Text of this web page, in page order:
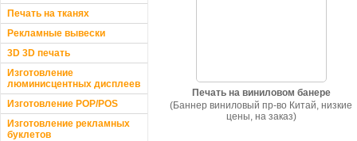
Печать на тканях
Рекламные вывески
3D 3D печать
Изготовление
люминисцентных дисплеев
Изготовление POP/POS
Изготовление рекламных
буклетов
Печать на виниловом банере
(Баннер виниловый пр-во Китай, низкие
цены, на заказ)